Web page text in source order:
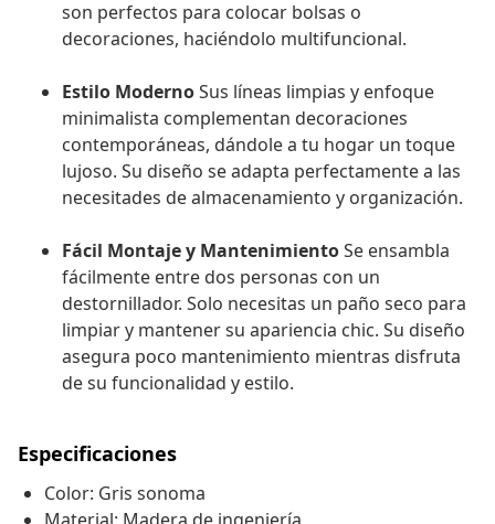
son perfectos para colocar bolsas o
decoraciones, haciéndolo multifuncional.
Estilo ModernoSus líneas limpias y enfoque
minimalista complementan decoraciones
contemporáneas, dándole a tu hogar un toque
lujoso. Su diseño se adapta perfectamente a las
necesitades de almacenamiento y organización.
Fácil Montaje y MantenimientoSe ensambla
fácilmente entre dos personas con un
destornillador. Solo necesitas un paño seco para
limpiar y mantener su apariencia chic. Su diseño
asegura poco mantenimiento mientras disfruta
de su funcionalidad y estilo.
Especificaciones
Color: Gris sonoma